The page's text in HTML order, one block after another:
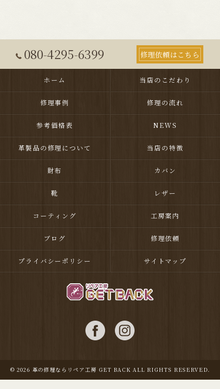
080-4295-6399 修理依頼はこちら
ホーム 当店のこだわり
修理事例 修理の流れ
参考価格表 NEWS
革製品の修理について 当店の特徴
財布 カバン
靴 レザー
コーティング 工房案内
ブログ 修理依頼
プライバシーポリシー サイトマップ
© 2026 革の修理ならリペア工房 GET BACK ALL RIGHTS RESERVED.